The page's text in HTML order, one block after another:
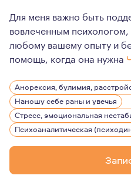
Для меня важно быть
вовлеченным
любому вашему опыту и
помощь, когда она нужна
Мой личный опыт
Анорексия, булимия,
Наношу себе раны и увечья
Стресс, эмоциональная
Психоаналитическая